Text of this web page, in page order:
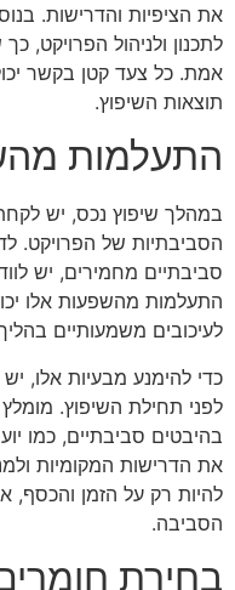
את הציפיות והדרישות.
לתכנון ולניהול הפרויקט,
אמת. כל צעד קטן בקשר
תוצאות השיפוץ.
התעלמות
במהלך שיפוץ נכס, יש
הסביבתיות של הפרויקט.
סביבתיים מחמירים, יש
התעלמות מהשפעות אלו
לעיכובים משמעותיים
כדי להימנע מבעיות אלו,
לפני תחילת השיפוץ.
בהיבטים סביבתיים, כמו
את הדרישות המקומיות
להיות רק על הזמן והכסף,
הסביבה.
בחירת